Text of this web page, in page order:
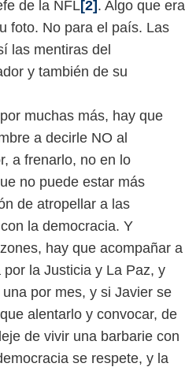
de la NFL[2] . Algo que era
foto. No para el país. Las
las mentiras del
y también de su
muchas más, hay que
a decirle NO al
a frenarlo, no en lo
no puede estar más
de atropellar a las
la democracia. Y
hay que acompañar a
la Justicia y La Paz, y
por mes, y si Javier se
alentarlo y convocar, de
de vivir una barbarie con
se respete, y la